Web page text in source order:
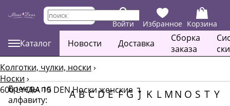
Войти Избранное Корзина
Каталог Новости Доставка
Сборка
заказа
Колготки, чулки, носки ›
Носки›
600 LYCRA 15 DEN Носки женские ↴
Бренды по
алфавиту:
A B C D E F G J K L MN O S T Y